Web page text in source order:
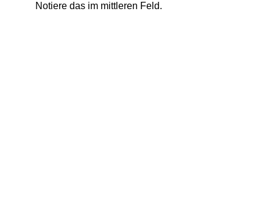
Notiere das im mittleren Feld.